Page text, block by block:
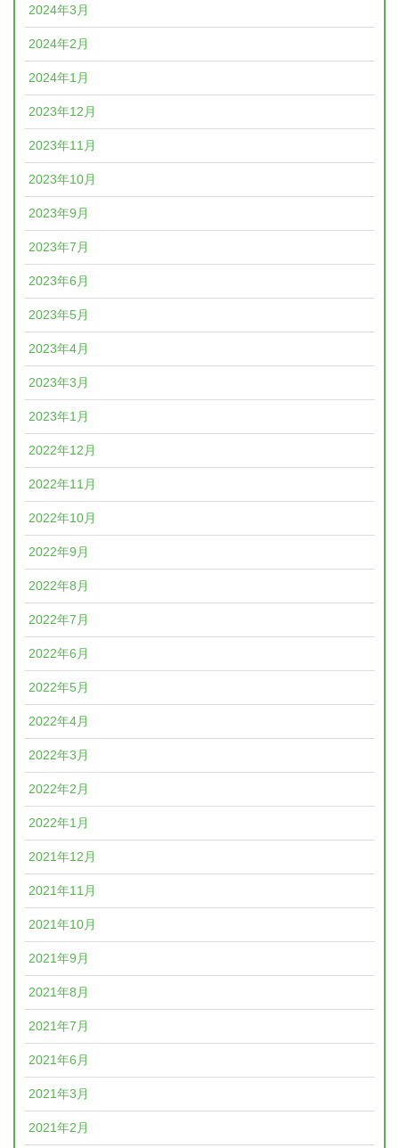
2024年3月
2024年2月
2024年1月
2023年12月
2023年11月
2023年10月
2023年9月
2023年7月
2023年6月
2023年5月
2023年4月
2023年3月
2023年1月
2022年12月
2022年11月
2022年10月
2022年9月
2022年8月
2022年7月
2022年6月
2022年5月
2022年4月
2022年3月
2022年2月
2022年1月
2021年12月
2021年11月
2021年10月
2021年9月
2021年8月
2021年7月
2021年6月
2021年3月
2021年2月